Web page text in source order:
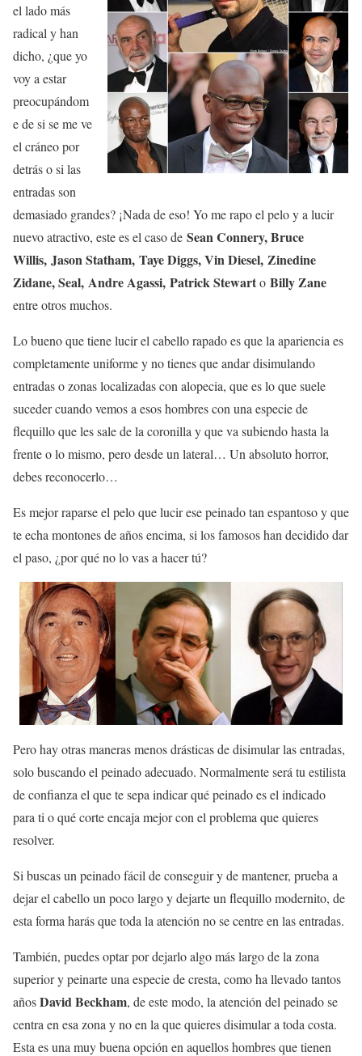
el lado más
radical y han
dicho, ¿que yo
voy a estar
preocupándom
e de si se me ve
el cráneo por
detrás o si las
entradas son
demasiado grandes? ¡Nada de eso! Yo me rapo el pelo y a lucir
nuevo atractivo, este es el caso de Sean Connery, Bruce
Willis, Jason Statham, Taye Diggs, Vin Diesel, Zinedine
Zidane, Seal, Andre Agassi, Patrick Stewarto Billy Zane
entre otros muchos.
Lo bueno que tiene lucir el cabello rapado es que la apariencia es
completamente uniforme y no tienes que andar disimulando
entradas o zonas localizadas con alopecia, que es lo que suele
suceder cuando vemos a esos hombres con una especie de
flequillo que les sale de la coronilla y que va subiendo hasta la
frente o lo mismo, pero desde un lateral… Un absoluto horror,
debes reconocerlo…
Es mejor raparse el pelo que lucir ese peinado tan espantoso y que
te echa montones de años encima, si los famosos han decidido dar
el paso, ¿por qué no lo vas a hacer tú?
Pero hay otras maneras menos drásticas de disimular las entradas,
solo buscando el peinado adecuado. Normalmente será tu estilista
de confianza el que te sepa indicar qué peinado es el indicado
para ti o qué corte encaja mejor con el problema que quieres
resolver.
Si buscas un peinado fácil de conseguir y de mantener, prueba a
dejar el cabello un poco largo y dejarte un flequillo modernito, de
esta forma harás que toda la atención no se centre en las entradas.
También, puedes optar por dejarlo algo más largo de la zona
superior y peinarte una especie de cresta, como ha llevado tantos
añosDavid Beckham, de este modo, la atención del peinado se
centra en esa zona y no en la que quieres disimular a toda costa.
Esta es una muy buena opción en aquellos hombres que tienen